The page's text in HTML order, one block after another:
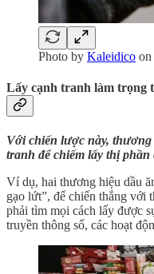
Photo by Kaleidico on
Lấy cạnh tranh làm trọng
Với chiến lược này, thương
tranh để chiếm lấy thị phần
Ví dụ, hai thương hiệu dầu
gạo lứt”, để chiến thắng với
phải tìm mọi cách lấy được
truyền thông số, các hoạt